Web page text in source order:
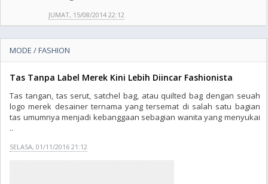
JUMAT, 15/08/2014 22:12
MODE / FASHION
Tas Tanpa Label Merek Kini Lebih Diincar Fashionista
Tas tangan, tas serut, satchel bag, atau quilted bag dengan seuah
logo merek desainer ternama yang tersemat di salah satu bagian
tas umumnya menjadi kebanggaan sebagian wanita yang menyukai
..
SELASA, 01/11/2016 21:12